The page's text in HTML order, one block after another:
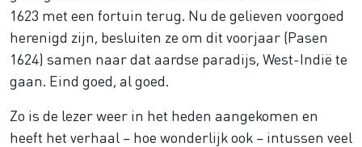
1623 met een fortuin terug. Nu de gelieven voorgoed
herenigd zijn, besluiten ze om dit voorjaar (Pasen
1624) samen naar dat aardse paradijs, West-Indië te
gaan. Eind goed, al goed.
Zo is de lezer weer in het heden aangekomen en
heeft het verhaal – hoe wonderlijk ook – intussen veel